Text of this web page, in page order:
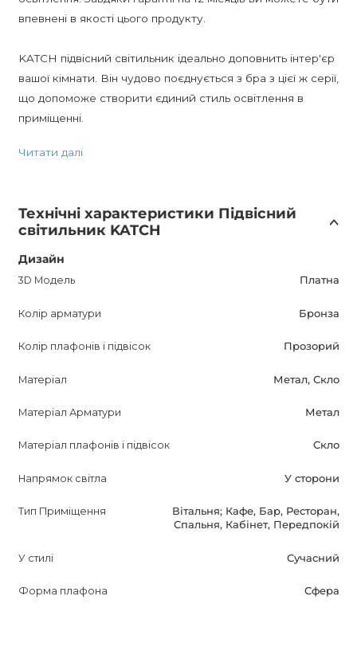
впевнені в якості цього продукту.
KATCH підвісний світильник ідеально доповнить інтер'єр
вашої кімнати. Він чудово поєднується з бра з цієї ж серії,
що допоможе створити єдиний стиль освітлення в
приміщенні.
Ціна вказана за розмір "А". Додаткову інформацію можна
Читати далі
Технічні характеристики Підвісний
світильник KATCH
Дизайн
3D Модель Платна
Колір арматури Бронза
Колір плафонів і підвісок Прозорий
Матеріал Метал, Скло
Матеріал Арматури Метал
Матеріал плафонів і підвісок Скло
Напрямок світла У сторони
Тип Приміщення
Вітальня; Кафе, Бар, Ресторан,
Спальня, Кабінет, Передпокій
У стилі Сучасний
Форма плафона Сфера